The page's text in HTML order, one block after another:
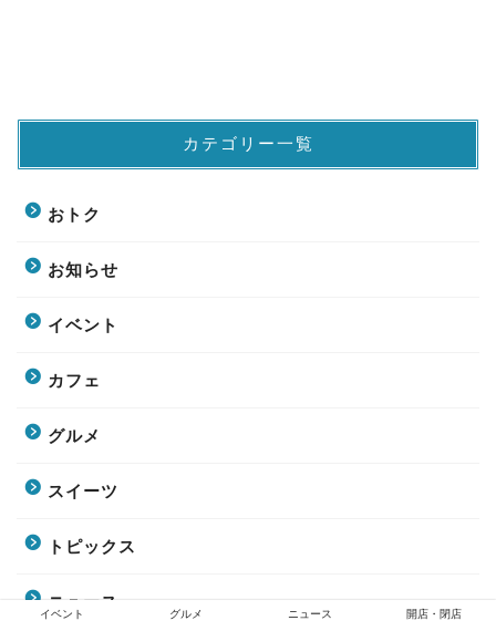
カテゴリー一覧
おトク
お知らせ
イベント
カフェ
グルメ
スイーツ
トピックス
ニュース
イベント グルメ ニュース 開店・閉店